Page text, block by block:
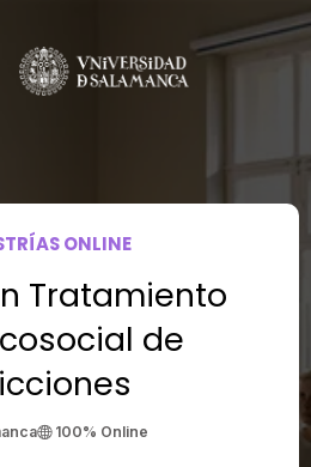
ONLINE
Tratamiento
de
100% Online